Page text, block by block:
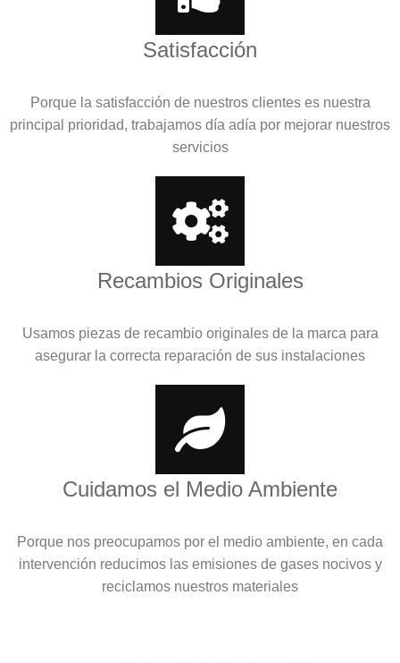
Satisfacción
Porque la satisfacción de nuestros clientes es nuestra
principal prioridad, trabajamos día adía por mejorar nuestros
servicios
Recambios Originales
Usamos piezas de recambio originales de la marca para
asegurar la correcta reparación de sus instalaciones
Cuidamos el Medio Ambiente
Porque nos preocupamos por el medio ambiente, en cada
intervención reducimos las emisiones de gases nocivos y
reciclamos nuestros materiales